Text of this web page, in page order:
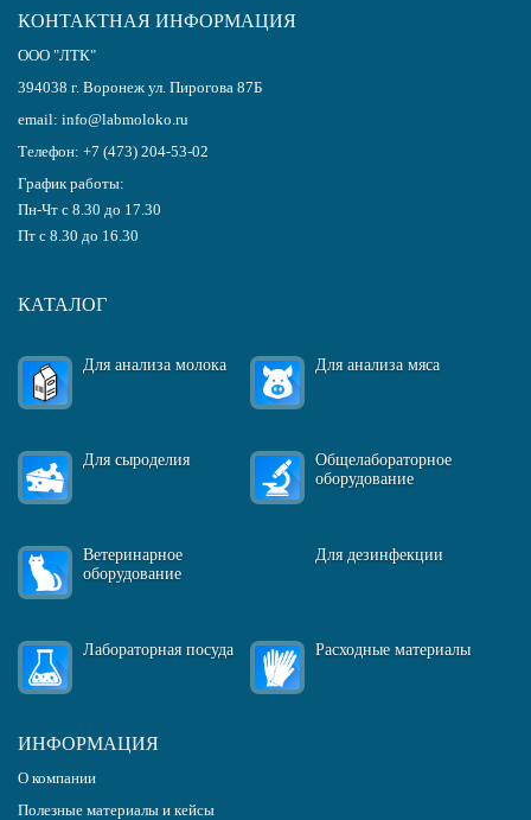
КОНТАКТНАЯ ИНФОРМАЦИЯ
ООО "ЛТК"
394038 г. Воронеж ул. Пирогова 87Б
email: info@labmoloko.ru
Телефон: +7 (473) 204-53-02
График работы:
Пн-Чт с 8.30 до 17.30
Пт с 8.30 до 16.30
КАТАЛОГ
Для анализа молока Для анализа мяса
Для сыроделия
Общелабораторное
оборудование
Ветеринарное
оборудование
Для дезинфекции
Лабораторная посуда Расходные материалы
ИНФОРМАЦИЯ
О компании
Полезные материалы и кейсы